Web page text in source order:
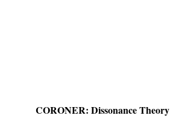
CORONER: Dissonance Theory